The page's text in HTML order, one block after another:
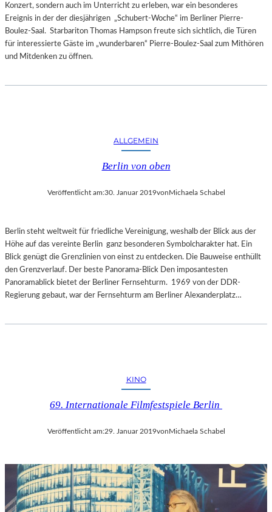
Konzert, sondern auch im Unterricht zu erleben, war ein besonderes
Ereignis in der der diesjährigen „Schubert-Woche“ im Berliner Pierre-
Boulez-Saal. Starbariton Thomas Hampson freute sich sichtlich, die Türen
für interessierte Gäste im „wunderbaren“ Pierre-Boulez-Saal zum Mithören
und Mitdenken zu öffnen.
ALLGEMEIN
Berlin von oben
Veröffentlicht am:30. Januar 2019vonMichaela Schabel
Berlin steht weltweit für friedliche Vereinigung, weshalb der Blick aus der
Höhe auf das vereinte Berlin ganz besonderen Symbolcharakter hat. Ein
Blick genügt die Grenzlinien von einst zu entdecken. Die Bauweise enthüllt
den Grenzverlauf. Der beste Panorama-Blick Den imposantesten
Panoramablick bietet der Berliner Fernsehturm. 1969 von der DDR-
Regierung gebaut, war der Fernsehturm am Berliner Alexanderplatz…
KINO
69. Internationale Filmfestspiele Berlin
Veröffentlicht am:29. Januar 2019vonMichaela Schabel